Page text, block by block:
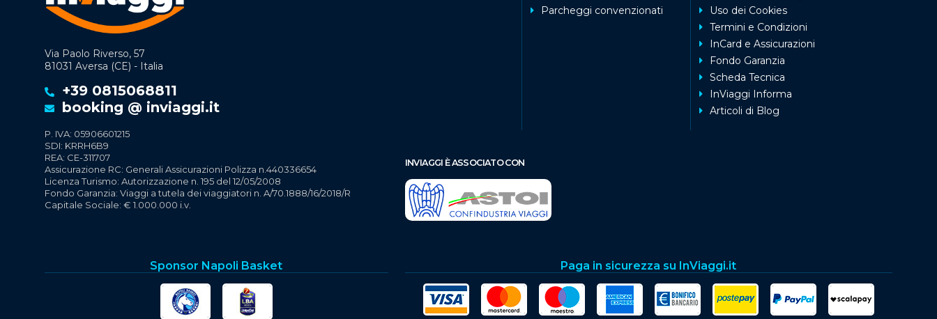
Via Paolo Riverso, 57
81031 Aversa (CE) - Italia
+39 0815068811
booking @ inviaggi.it
P. IVA: 05906601215
SDI: KRRH6B9
REA: CE-311707
Assicurazione RC: Generali Assicurazioni Polizza n.440336654
Licenza Turismo: Autorizzazione n. 195 del 12/05/2008
Fondo Garanzia: Viaggi a tutela dei viaggiatori n. A/70.1888/16/2018/R
Capitale Sociale: € 1.000.000 i.v.
Parcheggi convenzionati
Uso dei Cookies
Termini e Condizioni
InCard e Assicurazioni
Fondo Garanzia
Scheda Tecnica
InViaggi Informa
Articoli di Blog
INVIAGGI È ASSOCIATO CON
Sponsor Napoli Basket Paga in sicurezza su InViaggi.it